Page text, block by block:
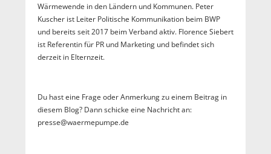
Wärmewende in den Ländern und Kommunen. Peter
Kuscher ist Leiter Politische Kommunikation beim BWP
und bereits seit 2017 beim Verband aktiv. Florence Siebert
ist Referentin für PR und Marketing und befindet sich
derzeit in Elternzeit.
Du hast eine Frage oder Anmerkung zu einem Beitrag in
diesem Blog? Dann schicke eine Nachricht an:
presse@waermepumpe.de